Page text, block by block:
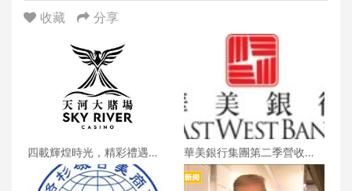
收藏 分享
四載輝煌時光，精彩禮遇歡
慶一整月
華美銀行集團第二季營收創
新高 每股收益年增18%